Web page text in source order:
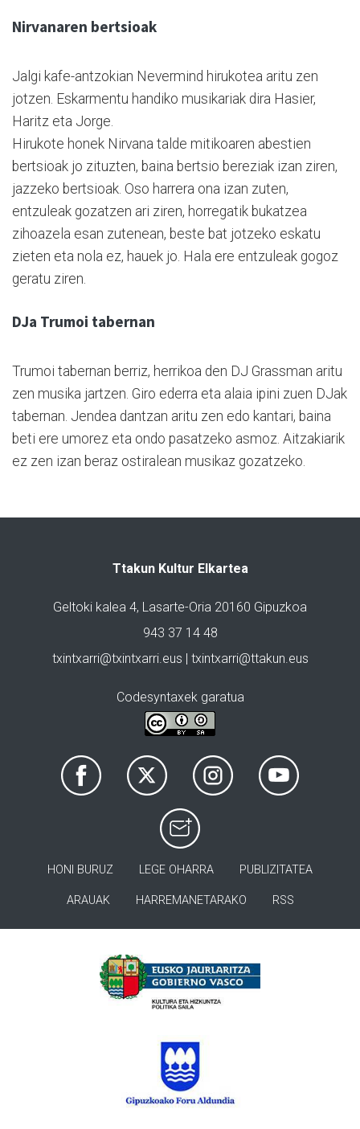
Nirvanaren bertsioak
Jalgi kafe-antzokian Nevermind hirukotea aritu zen
jotzen. Eskarmentu handiko musikariak dira Hasier,
Haritz eta Jorge.
Hirukote honek Nirvana talde mitikoaren abestien
bertsioak jo zituzten, baina bertsio bereziak izan ziren,
jazzeko bertsioak. Oso harrera ona izan zuten,
entzuleak gozatzen ari ziren, horregatik bukatzea
zihoazela esan zutenean, beste bat jotzeko eskatu
zieten eta nola ez, hauek jo. Hala ere entzuleak gogoz
geratu ziren.
DJa Trumoi tabernan
Trumoi tabernan berriz, herrikoa den DJ Grassman aritu
zen musika jartzen. Giro ederra eta alaia ipini zuen DJak
tabernan. Jendea dantzan aritu zen edo kantari, baina
beti ere umorez eta ondo pasatzeko asmoz. Aitzakiarik
ez zen izan beraz ostiralean musikaz gozatzeko.
Ttakun Kultur Elkartea
Geltoki kalea 4, Lasarte-Oria 20160 Gipuzkoa
943 37 14 48
txintxarri@txintxarri.eus | txintxarri@ttakun.eus
Codesyntaxek garatua
HONI BURUZ LEGE OHARRA PUBLIZITATEA
ARAUAK HARREMANETARAKO RSS